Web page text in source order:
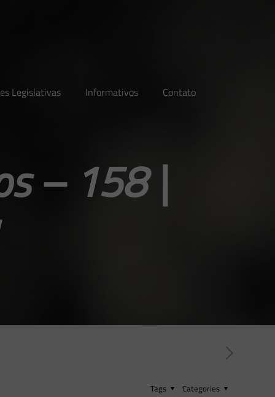
Legislativas Informativos Contato
– 158 |
Categories
Tags